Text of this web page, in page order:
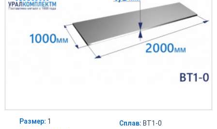
Размер: 1
Сплав: ВТ1-0